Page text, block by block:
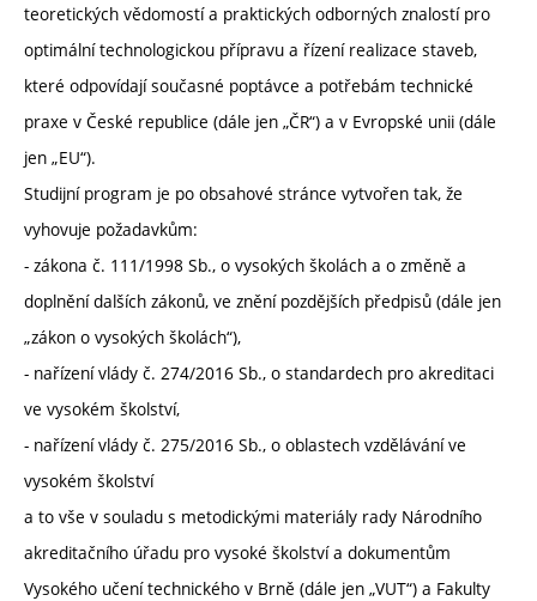
teoretických vědomostí a praktických odborných znalostí pro
optimální technologickou přípravu a řízení realizace staveb,
které odpovídají současné poptávce a potřebám technické
praxe v České republice (dále jen „ČR“) a v Evropské unii (dále
jen „EU“).
Studijní program je po obsahové stránce vytvořen tak, že
vyhovuje požadavkům:
- zákona č. 111/1998 Sb., o vysokých školách a o změně a
doplnění dalších zákonů, ve znění pozdějších předpisů (dále jen
„zákon o vysokých školách“),
- nařízení vlády č. 274/2016 Sb., o standardech pro akreditaci
ve vysokém školství,
- nařízení vlády č. 275/2016 Sb., o oblastech vzdělávání ve
vysokém školství
a to vše v souladu s metodickými materiály rady Národního
akreditačního úřadu pro vysoké školství a dokumentům
Vysokého učení technického v Brně (dále jen „VUT“) a Fakulty